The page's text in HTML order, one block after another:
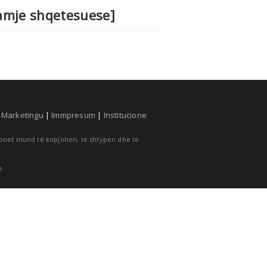
shqetesuese]
Marketingu | Immpresum | Institucione
mund të kopjohen, të shtypen dhe të